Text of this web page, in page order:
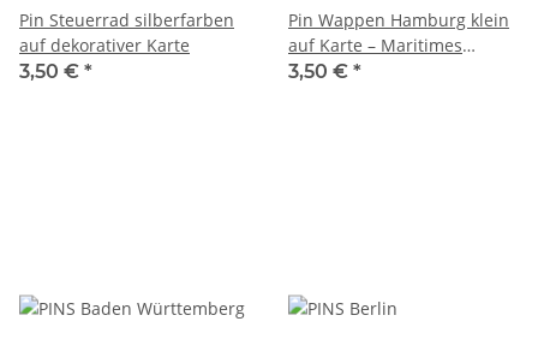
Pin Steuerrad silberfarben
auf dekorativer Karte
3,50 € *
Pin Wappen Hamburg klein
auf Karte – Maritimes
Souvenir
3,50 € *